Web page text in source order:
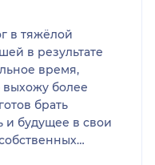
в тяжёлой
в результате
время,
выхожу более
брать
и будущее в свои